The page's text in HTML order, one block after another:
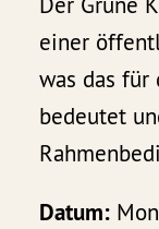
einer
was das für
bedeutet
Datum: